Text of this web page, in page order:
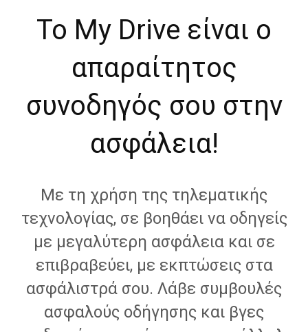
Το My Drive είναι ο
απαραίτητος
συνοδηγός σου στην
ασφάλεια!
Με τη χρήση της τηλεματικής
τεχνολογίας, σε βοηθάει να οδηγείς
με μεγαλύτερη ασφάλεια και σε
επιβραβεύει, με εκπτώσεις στα
ασφάλιστρά σου. Λάβε συμβουλές
ασφαλούς οδήγησης και βγες